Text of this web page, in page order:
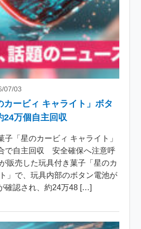
07/03
カービィ キャライト」ボタ
24万個自主回収
子「星のカービィ キャライト」
で自主回収 安全確保へ注意呼
販売した玩具付き菓子「星のカ
」で、玩具内部のボタン電池が
確認され、約24万48 […]